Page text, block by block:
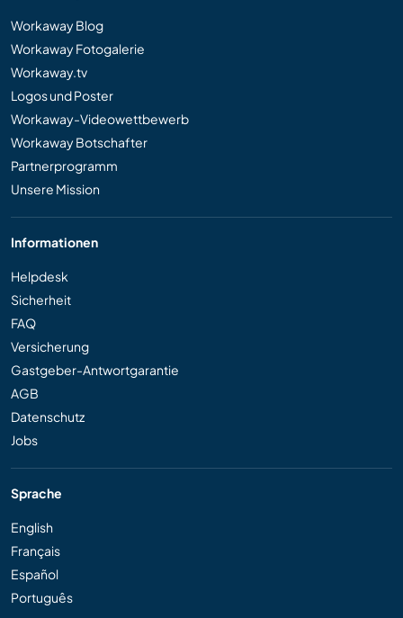
Workaway Blog
Workaway Fotogalerie
Workaway.tv
Logos und Poster
Workaway-Videowettbewerb
Workaway Botschafter
Partnerprogramm
Unsere Mission
Informationen
Helpdesk
Sicherheit
FAQ
Versicherung
Gastgeber-Antwortgarantie
AGB
Datenschutz
Jobs
Sprache
English
Français
Español
Português